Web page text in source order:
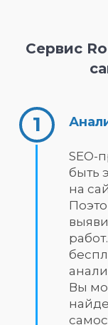
Сервис
SEO-
быть
на
Вы